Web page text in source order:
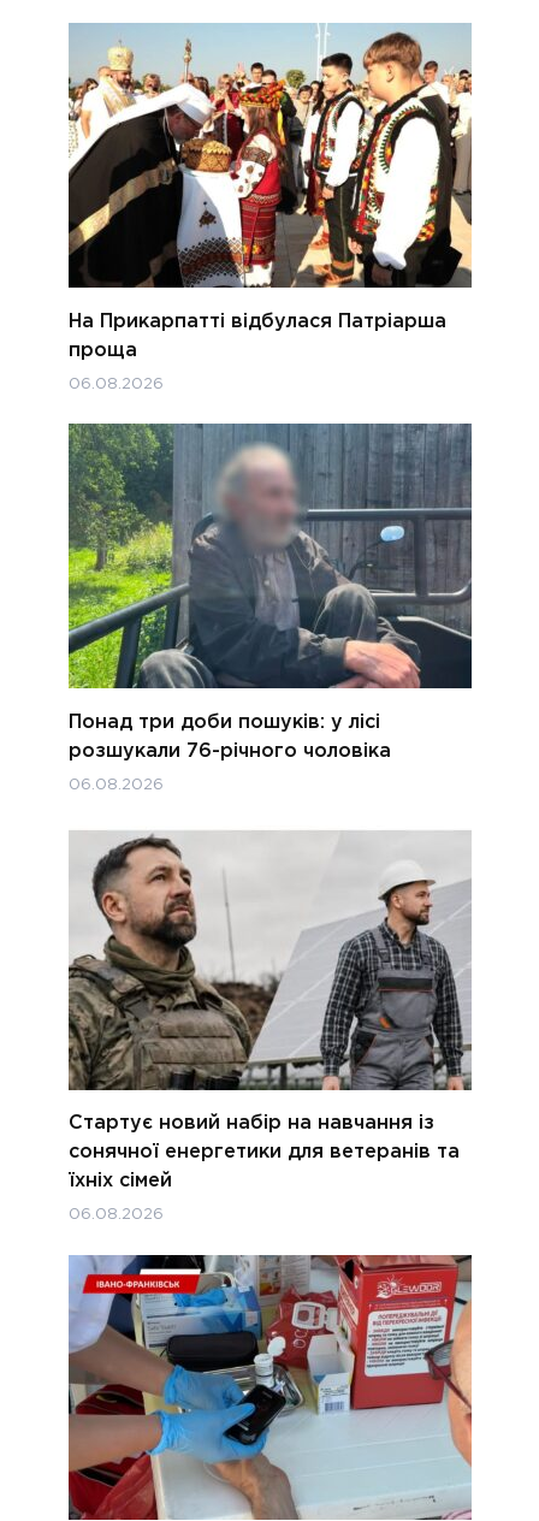
На Прикарпатті відбулася Патріарша
проща
06.08.2026
Понад три доби пошуків: у лісі
розшукали 76-річного чоловіка
06.08.2026
Стартує новий набір на навчання із
сонячної енергетики для ветеранів та
їхніх сімей
06.08.2026